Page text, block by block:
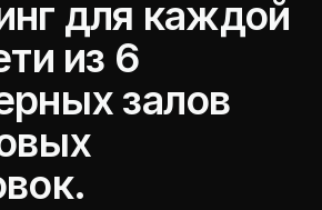
для каждой
из 6
залов